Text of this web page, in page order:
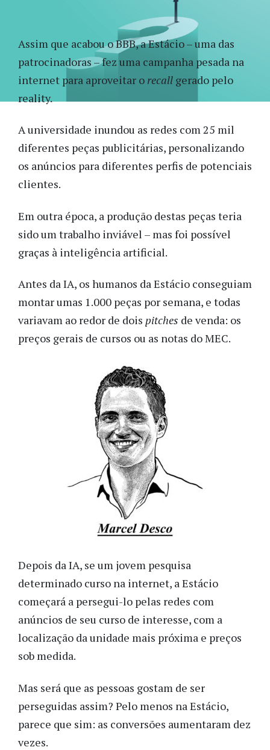
Assim que acabou o BBB, a Estácio – uma das
patrocinadoras – fez uma campanha pesada na
internet para aproveitar o recall gerado pelo
reality.
A universidade inundou as redes com 25 mil
diferentes peças publicitárias, personalizando
os anúncios para diferentes perfis de potenciais
clientes.
Em outra época, a produção destas peças teria
sido um trabalho inviável – mas foi possível
graças à inteligência artificial.
Antes da IA, os humanos da Estácio conseguiam
montar umas 1.000 peças por semana, e todas
variavam ao redor de dois pitches de venda: os
preços gerais de cursos ou as notas do MEC.
Depois da IA, se um jovem pesquisa
determinado curso na internet, a Estácio
começará a persegui-lo pelas redes com
anúncios de seu curso de interesse, com a
localização da unidade mais próxima e preços
sob medida.
Mas será que as pessoas gostam de ser
perseguidas assim? Pelo menos na Estácio,
parece que sim: as conversões aumentaram dez
vezes.